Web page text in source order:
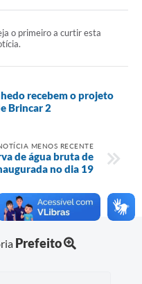
o primeiro a curtir esta
recebem o projeto
Brincar 2
MENOS RECENTE
de água bruta de
no dia 19
Prefeito